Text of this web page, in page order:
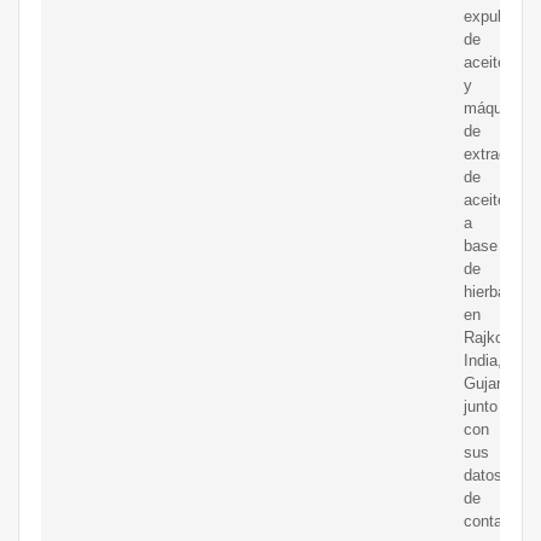
expulsores
de
aceite
y
máquinas
de
extracción
de
aceite
a
base
de
hierbas
en
Rajkot,
India,
Gujarat,
junto
con
sus
datos
de
contacto